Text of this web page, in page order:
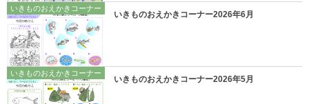
いきものおえかきコーナー
いきものおえかきコーナー2026年6月
いきものおえかきコーナー
いきものおえかきコーナー2026年5月